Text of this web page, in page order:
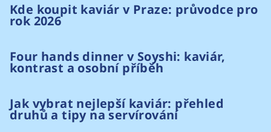
Kde koupit kaviár v Praze: průvodce pro
rok 2026
Four hands dinner v Soyshi: kaviár,
kontrast a osobní příběh
Jak vybrat nejlepší kaviár: přehled
druhů a tipy na servírování